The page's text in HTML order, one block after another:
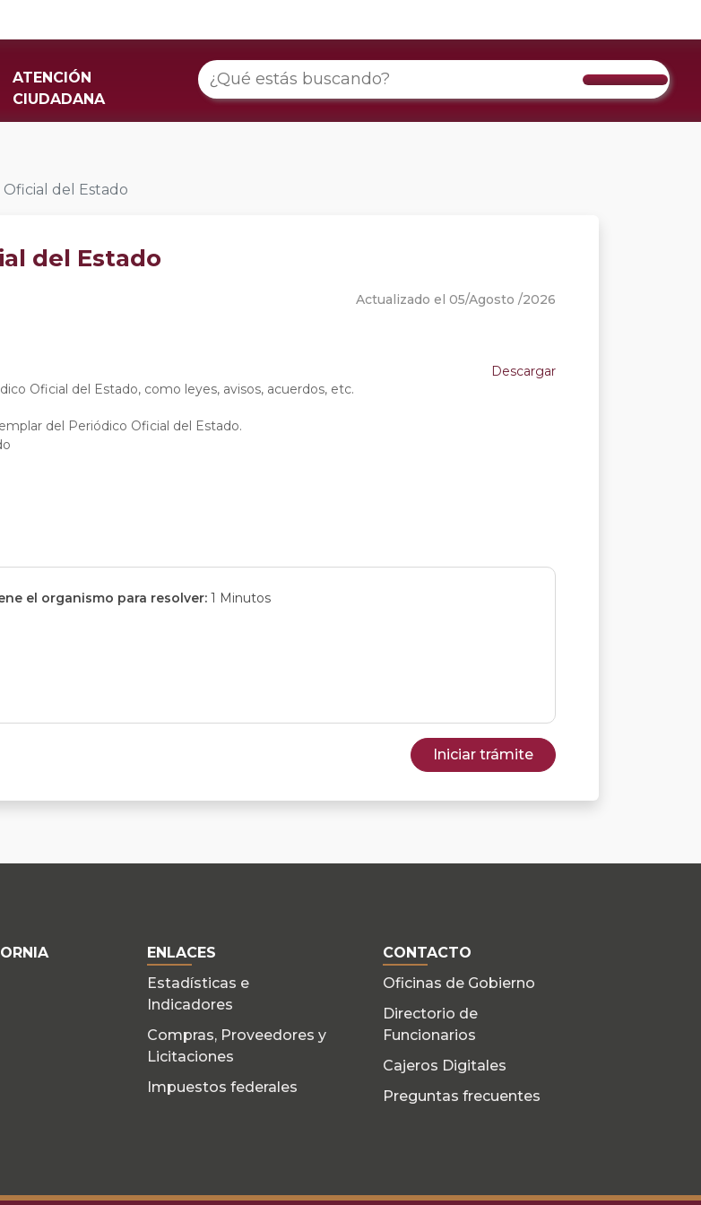
ATENCIÓN
CIUDADANA
del Estado
del Estado
Actualizado el 05/Agosto /2026
Descargar
Oficial del Estado, como leyes, avisos, acuerdos, etc.
del Periódico Oficial del Estado.
el organismo para resolver: 1 Minutos
Iniciar trámite
ENLACES
Estadísticas e
Indicadores
Compras, Proveedores y
Licitaciones
Impuestos federales
CONTACTO
Oficinas de Gobierno
Directorio de
Funcionarios
Cajeros Digitales
Preguntas frecuentes